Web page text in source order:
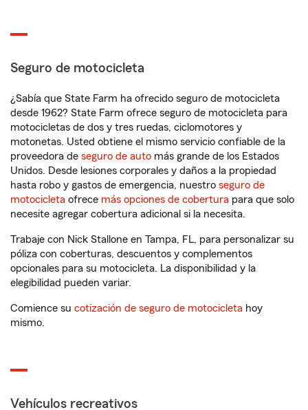
Seguro de motocicleta
¿Sabía que State Farm ha ofrecido seguro de motocicleta
desde 1962? State Farm ofrece seguro de motocicleta para
motocicletas de dos y tres ruedas, ciclomotores y
motonetas. Usted obtiene el mismo servicio confiable de la
proveedora de seguro de auto más grande de los Estados
Unidos. Desde lesiones corporales y daños a la propiedad
hasta robo y gastos de emergencia, nuestro seguro de
motocicleta ofrece más opciones de cobertura para que solo
necesite agregar cobertura adicional si la necesita.
Trabaje con Nick Stallone en Tampa, FL, para personalizar su
póliza con coberturas, descuentos y complementos
opcionales para su motocicleta. La disponibilidad y la
elegibilidad pueden variar.
Comience su cotización de seguro de motocicleta hoy
mismo.
Vehículos recreativos